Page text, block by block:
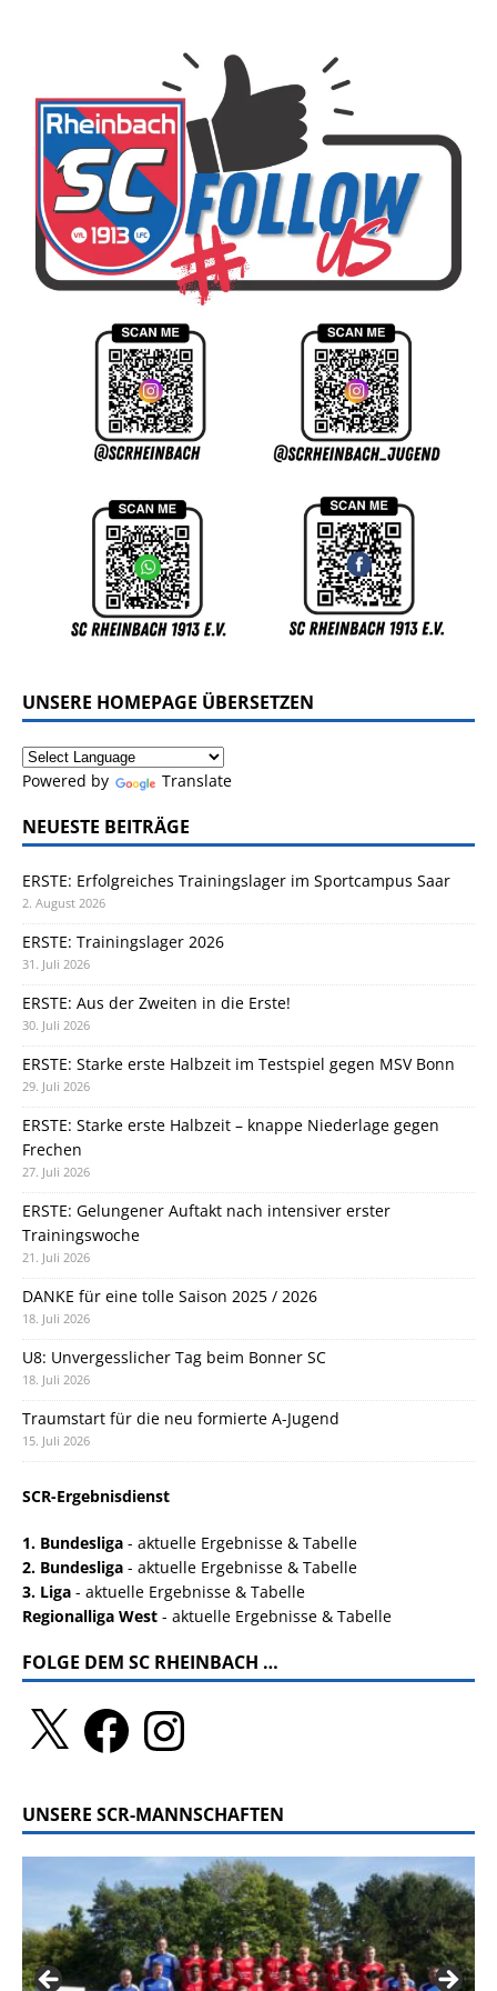
UNSERE HOMEPAGE ÜBERSETZEN
Powered by Translate
NEUESTE BEITRÄGE
ERSTE: Erfolgreiches Trainingslager im Sportcampus Saar
2. August 2026
ERSTE: Trainingslager 2026
31. Juli 2026
ERSTE: Aus der Zweiten in die Erste!
30. Juli 2026
ERSTE: Starke erste Halbzeit im Testspiel gegen MSV Bonn
29. Juli 2026
ERSTE: Starke erste Halbzeit – knappe Niederlage gegen
Frechen
27. Juli 2026
ERSTE: Gelungener Auftakt nach intensiver erster
Trainingswoche
21. Juli 2026
DANKE für eine tolle Saison 2025 / 2026
18. Juli 2026
U8: Unvergesslicher Tag beim Bonner SC
18. Juli 2026
Traumstart für die neu formierte A-Jugend
15. Juli 2026
SCR-Ergebnisdienst
1. Bundesliga - aktuelle Ergebnisse & Tabelle
2. Bundesliga - aktuelle Ergebnisse & Tabelle
3. Liga - aktuelle Ergebnisse & Tabelle
Regionalliga West - aktuelle Ergebnisse & Tabelle
FOLGE DEM SC RHEINBACH …
UNSERE SCR-MANNSCHAFTEN